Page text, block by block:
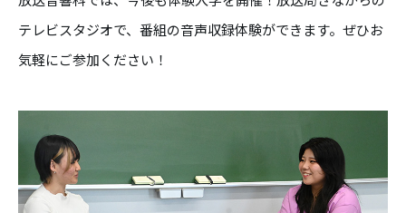
テレビスタジオで、番組の音声収録体験ができます。ぜひお
気軽にご参加ください！